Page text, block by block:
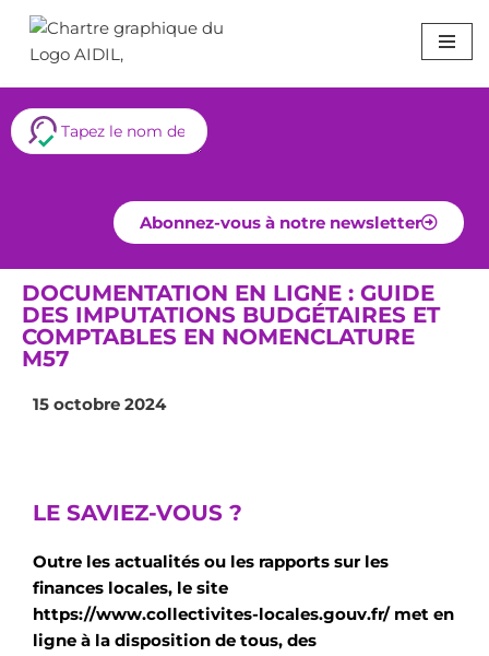
Aller
au
contenu
Abonnez-vous à notre newsletter
DOCUMENTATION EN LIGNE : GUIDE
DES IMPUTATIONS BUDGÉTAIRES ET
COMPTABLES EN NOMENCLATURE
M57
15 octobre 2024
LE SAVIEZ-VOUS ?
Outre les actualités ou les rapports sur les
finances locales, le site
https://www.collectivites-locales.gouv.fr/ met en
ligne à la disposition de tous, des